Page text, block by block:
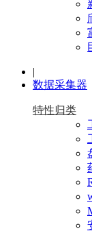
|
数据采集器
特性归类